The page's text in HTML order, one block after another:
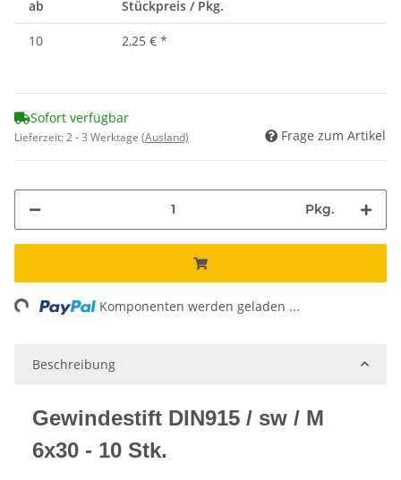
ab Stückpreis / Pkg.
10 2,25 € *
Sofort verfügbar
Lieferzeit:2 - 3 Werktage (Ausland) Frage zum Artikel
Pkg.
Komponenten werden geladen ...
Beschreibung
Gewindestift DIN915 / sw / M
6x30 - 10 Stk.